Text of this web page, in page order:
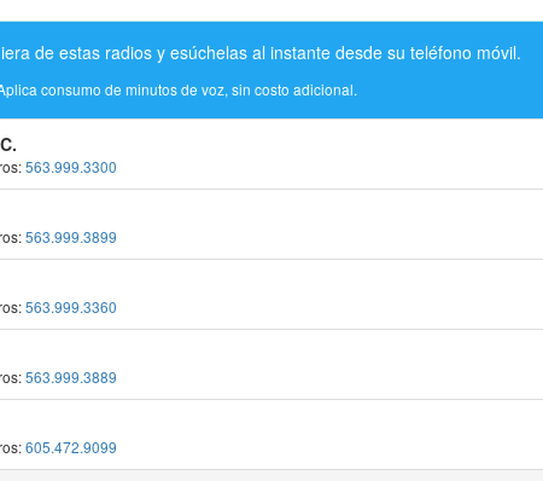
de estas radios y esúchelas al instante desde su teléfono móvil.
consumo de minutos de voz, sin costo adicional.
563.999.3300
563.999.3899
563.999.3360
563.999.3889
605.472.9099